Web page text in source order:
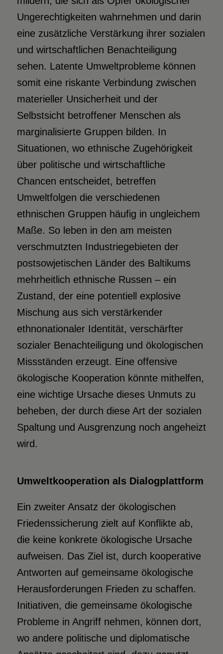
Ungerechtigkeiten wahrnehmen und darin
eine zusätzliche Verstärkung ihrer sozialen
und wirtschaftlichen Benachteiligung
sehen. Latente Umweltprobleme können
somit eine riskante Verbindung zwischen
materieller Unsicherheit und der
Selbstsicht betroffener Menschen als
marginalisierte Gruppen bilden. In
Situationen, wo ethnische Zugehörigkeit
über politische und wirtschaftliche
Chancen entscheidet, betreffen
Umweltfolgen die verschiedenen
ethnischen Gruppen häufig in ungleichem
Maße. So leben in den am meisten
verschmutzten Industriegebieten der
postsowjetischen Länder des Baltikums
mehrheitlich ethnische Russen – ein
Zustand, der eine potentiell explosive
Mischung aus sich verstärkender
ethnonationaler Identität, verschärfter
sozialer Benachteiligung und ökologischen
Missständen erzeugt. Eine offensive
ökologische Kooperation könnte mithelfen,
eine wichtige Ursache dieses Unmuts zu
beheben, der durch diese Art der sozialen
Spaltung und Ausgrenzung noch angeheizt
wird.
Umweltkooperation als Dialogplattform
Ein zweiter Ansatz der ökologischen
Friedenssicherung zielt auf Konflikte ab,
die keine konkrete ökologische Ursache
aufweisen. Das Ziel ist, durch kooperative
Antworten auf gemeinsame ökologische
Herausforderungen Frieden zu schaffen.
Initiativen, die gemeinsame ökologische
Probleme in Angriff nehmen, können dort,
wo andere politische und diplomatische